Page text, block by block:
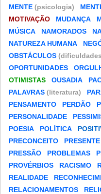
MENTE (psicologia)
MOTIVAÇÃO
MUDANÇA
MÚSICA
NAMORADOS
NATUREZA HUMANA
OBSTÁCULOS
OPORTUNIDADES
OTIMISTAS
OUSADIA
PALAVRAS (literatura)
PENSAMENTO
PERDÃO
PERSONALIDADE
POESIA
POLÍTICA
PRECONCEITO
PRESENTE
PRESSÃO
PROBLEMAS
PROVÉRBIOS
RACISMO
REALIDADE
RELACIONAMENTOS